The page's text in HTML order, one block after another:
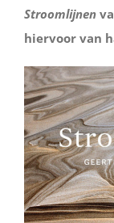
Stroomlijnen
hiervoor van